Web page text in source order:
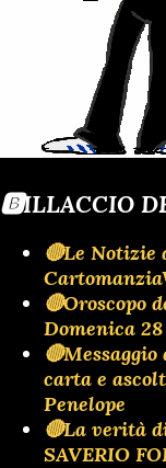
🅱️ILLACCIO
🔴Le
🔴Oroscopo
Domenica
carta e
Penelope
🔴La verità
SAVERIO